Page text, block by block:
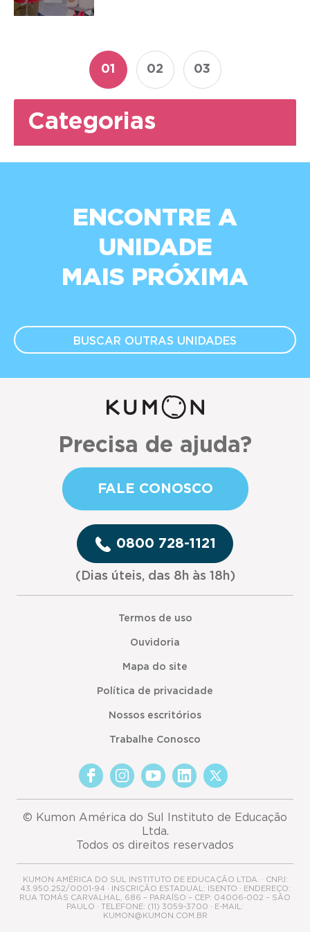
01 02 03
Categorias
ENCONTRE A
UNIDADE
MAIS PRÓXIMA
BUSCAR OUTRAS UNIDADES
Precisa de ajuda?
FALE CONOSCO
0800 728-1121
(Dias úteis, das 8h às 18h)
Termos de uso
Ouvidoria
Mapa do site
Política de privacidade
Nossos escritórios
Trabalhe Conosco
© Kumon América do Sul Instituto de Educação
Ltda.
Todos os direitos reservados
KUMON AMÉRICA DO SUL INSTITUTO DE EDUCAÇÃO LTDA. · CNPJ:
43.950.252/0001-94 · INSCRIÇÃO ESTADUAL: ISENTO · ENDEREÇO:
RUA TOMÁS CARVALHAL, 686 – PARAÍSO – CEP: 04006-002 – SÃO
PAULO · TELEFONE: (11) 3059-3700 · E-MAIL:
KUMON@KUMON.COM.BR